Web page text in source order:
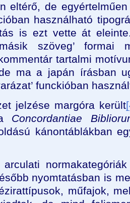
eltérő, de
használható
is ezt vette át
szöveg’ formai
tartalmi
ma a japán írásban
funckióban
jelzése margóra került
Concordantiae
kánontáblákban
nyomtatásban is
műfajok,